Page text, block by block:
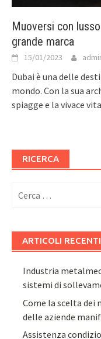
Muoversi con
grande marca
15/01/2023
Dubai è una delle
mondo. Con la sua
spiagge e la vivace
RICERCA
per:
ARTICOLI RECENTI
Industria
sistemi di
Come la scelta
delle aziende
Assistenza